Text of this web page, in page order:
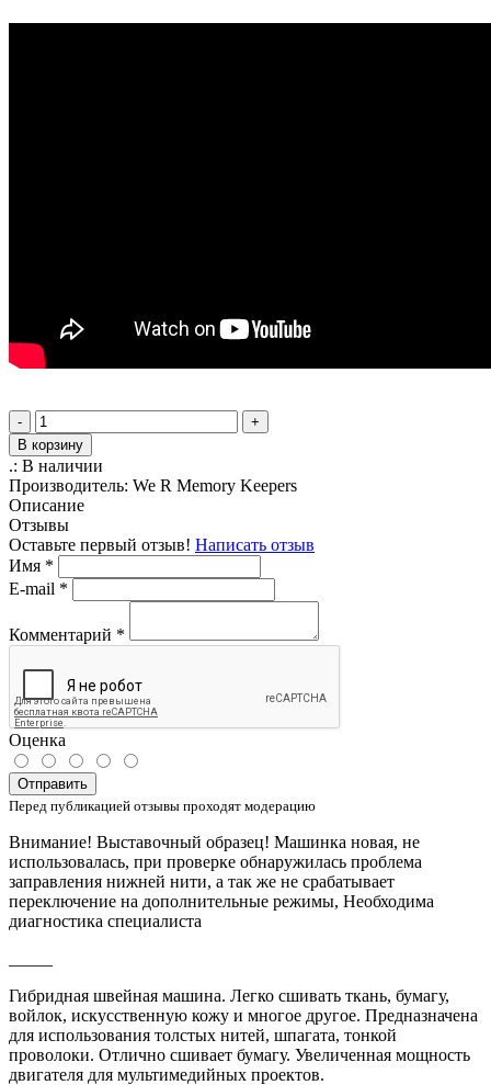
-
+
В корзину
.: В наличии
Производитель: We R Memory Keepers
Описание
Отзывы
Оставьте первый отзыв! Написать отзыв
Имя *
E-mail *
Комментарий *
Оценка
Отправить
Перед публикацией отзывы проходят модерацию
Внимание! Выставочный образец! Машинка новая, не
использовалась, при проверке обнаружилась проблема
заправления нижней нити, а так же не срабатывает
переключение на дополнительные режимы, Необходима
диагностика специалиста
Гибридная швейная машина. Легко сшивать ткань, бумагу,
войлок, искусственную кожу и многое другое. Предназначена
для использования толстых нитей, шпагата, тонкой
проволоки. Отлично сшивает бумагу. Увеличенная мощность
двигателя для мультимедийных проектов.